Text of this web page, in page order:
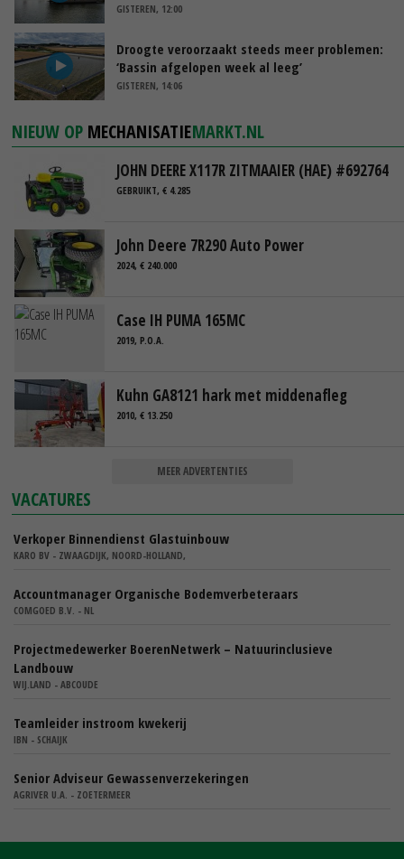
GISTEREN, 12:00
Droogte veroorzaakt steeds meer problemen:
‘Bassin afgelopen week al leeg’
GISTEREN, 14:06
NIEUW OP MECHANISATIEMARKT.NL
JOHN DEERE X117R ZITMAAIER (HAE) #692764
GEBRUIKT, € 4.285
John Deere 7R290 Auto Power
2024, € 240.000
Case IH PUMA 165MC
2019, P.O.A.
Kuhn GA8121 hark met middenafleg
2010, € 13.250
MEER ADVERTENTIES
VACATURES
Verkoper Binnendienst Glastuinbouw
KARO BV - ZWAAGDIJK, NOORD-HOLLAND,
Accountmanager Organische Bodemverbeteraars
COMGOED B.V. - NL
Projectmedewerker BoerenNetwerk – Natuurinclusieve
Landbouw
WIJ.LAND - ABCOUDE
Teamleider instroom kwekerij
IBN - SCHAIJK
Senior Adviseur Gewassenverzekeringen
AGRIVER U.A. - ZOETERMEER